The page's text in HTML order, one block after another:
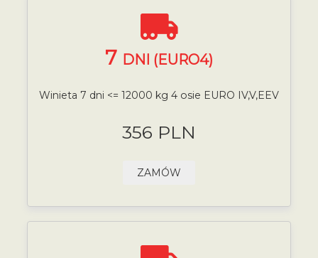
7 DNI (EURO4)
Winieta 7 dni <= 12000 kg 4 osie EURO IV,V,EEV
356 PLN
ZAMÓW